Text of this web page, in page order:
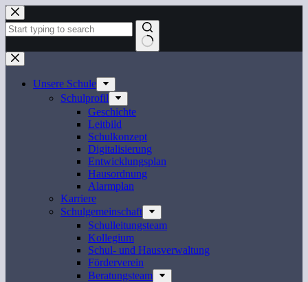
Zum
Inhalt
springen
Keine
Ergebnisse
Unsere Schule
Schulprofil
Geschichte
Leitbild
Schulkonzept
Digitalisierung
Entwicklungsplan
Hausordnung
Alarmplan
Karriere
Schulgemeinschaft
Schulleitungsteam
Kollegium
Schul- und Hausverwaltung
Förderverein
Beratungsteam